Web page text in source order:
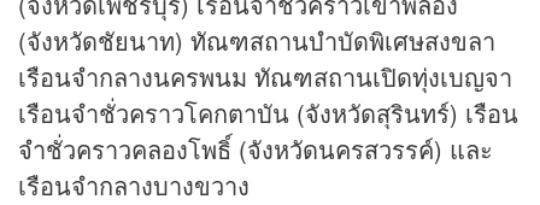
(จังหวัดชัยนาท) ทัณฑสถานบำบัดพิเศษสงขลา
เรือนจำกลางนครพนม ทัณฑสถานเปิดทุ่งเบญจา
เรือนจำชั่วคราวโคกตาบัน (จังหวัดสุรินทร์) เรือน
จำชั่วคราวคลองโพธิ์ (จังหวัดนครสวรรค์) และ
เรือนจำกลางบางขวาง